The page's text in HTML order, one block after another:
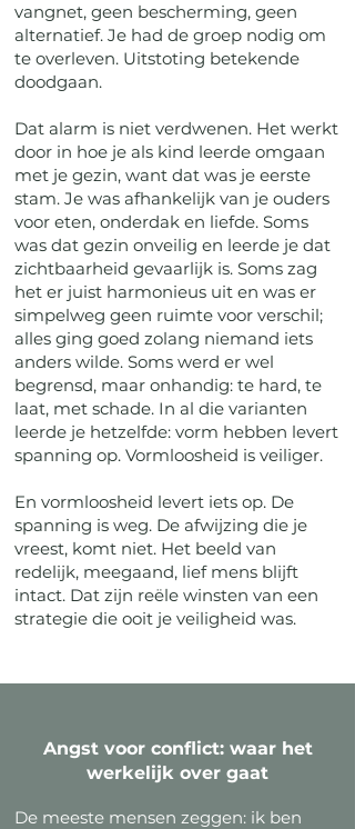
vangnet, geen bescherming, geen
alternatief. Je had de groep nodig om
te overleven. Uitstoting betekende
doodgaan.
Dat alarm is niet verdwenen. Het werkt
door in hoe je als kind leerde omgaan
met je gezin, want dat was je eerste
stam. Je was afhankelijk van je ouders
voor eten, onderdak en liefde. Soms
was dat gezin onveilig en leerde je dat
zichtbaarheid gevaarlijk is. Soms zag
het er juist harmonieus uit en was er
simpelweg geen ruimte voor verschil;
alles ging goed zolang niemand iets
anders wilde. Soms werd er wel
begrensd, maar onhandig: te hard, te
laat, met schade. In al die varianten
leerde je hetzelfde: vorm hebben levert
spanning op. Vormloosheid is veiliger.
En vormloosheid levert iets op. De
spanning is weg. De afwijzing die je
vreest, komt niet. Het beeld van
redelijk, meegaand, lief mens blijft
intact. Dat zijn reële winsten van een
strategie die ooit je veiligheid was.
Angst voor conflict: waar het
werkelijk over gaat
De meeste mensen zeggen: ik ben